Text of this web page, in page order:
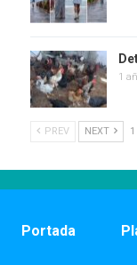
1
PREV NEXT
Portada